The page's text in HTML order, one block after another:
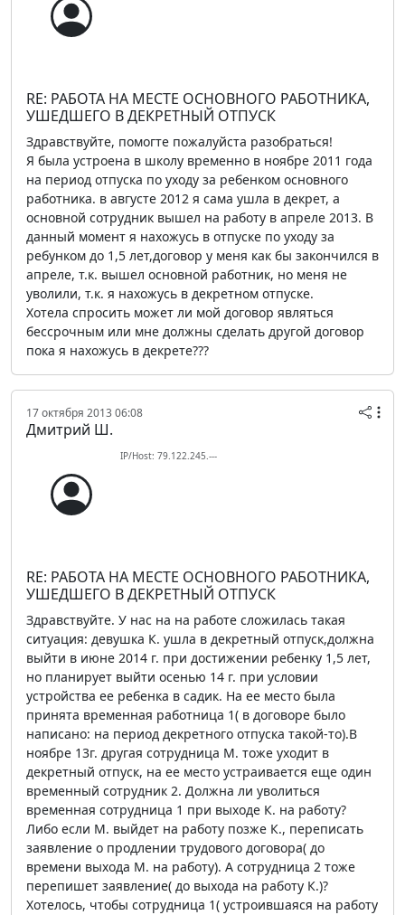
RE: РАБОТА НА МЕСТЕ ОСНОВНОГО РАБОТНИКА,
УШЕДШЕГО В ДЕКРЕТНЫЙ ОТПУСК
Здравствуйте, помогте пожалуйста разобраться!
Я была устроена в школу временно в ноябре 2011 года
на период отпуска по уходу за ребенком основного
работника. в августе 2012 я сама ушла в декрет, а
основной сотрудник вышел на работу в апреле 2013. В
данный момент я нахожусь в отпуске по уходу за
ребунком до 1,5 лет,договор у меня как бы закончился в
апреле, т.к. вышел основной работник, но меня не
уволили, т.к. я нахожусь в декретном отпуске.
Хотела спросить может ли мой договор являться
бессрочным или мне должны сделать другой договор
пока я нахожусь в декрете???
17 октября 2013 06:08
Дмитрий Ш.
IP/Host: 79.122.245.---
RE: РАБОТА НА МЕСТЕ ОСНОВНОГО РАБОТНИКА,
УШЕДШЕГО В ДЕКРЕТНЫЙ ОТПУСК
Здравствуйте. У нас на на работе сложилась такая
ситуация: девушка К. ушла в декретный отпуск,должна
выйти в июне 2014 г. при достижении ребенку 1,5 лет,
но планирует выйти осенью 14 г. при условии
устройства ее ребенка в садик. На ее место была
принята временная работница 1( в договоре было
написано: на период декретного отпуска такой-то).В
ноябре 13г. другая сотрудница М. тоже уходит в
декретный отпуск, на ее место устраивается еще один
временный сотрудник 2. Должна ли уволиться
временная сотрудница 1 при выходе К. на работу?
Либо если М. выйдет на работу позже К., переписать
заявление о продлении трудового договора( до
времени выхода М. на работу). А сотрудница 2 тоже
перепишет заявление( до выхода на работу К.)?
Хотелось, чтобы сотрудница 1( устроившаяся на работу